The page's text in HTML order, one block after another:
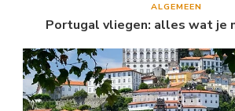
ALGEMEEN
Portugal vliegen: alles wat je